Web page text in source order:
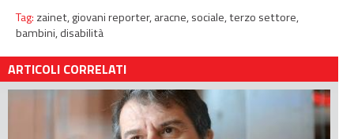
Tag: zainet,giovani reporter,aracne,sociale,terzo settore,
bambini,disabilità
ARTICOLI CORRELATI